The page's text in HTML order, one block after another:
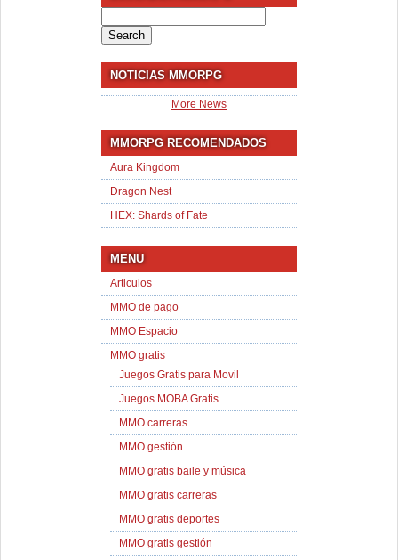
for:
NOTICIAS MMORPG
More News
MMORPG RECOMENDADOS
Aura Kingdom
Dragon Nest
HEX: Shards of Fate
MENU
Articulos
MMO de pago
MMO Espacio
MMO gratis
Juegos Gratis para Movil
Juegos MOBA Gratis
MMO carreras
MMO gestión
MMO gratis baile y música
MMO gratis carreras
MMO gratis deportes
MMO gratis gestión